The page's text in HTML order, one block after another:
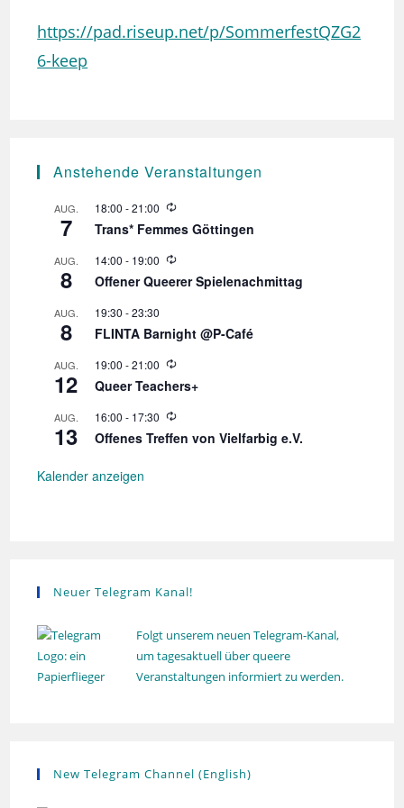
https://pad.riseup.net/p/SommerfestQZG2
6-keep
Anstehende Veranstaltungen
AUG.
7
18:00 -21:00
W
e
e
r
u
g
Trans* Femmes Göttingen
AUG.
8
14:00 - 19:00
W
e
r
h
o
u
g
Offener Queerer Spielenachmittag
AUG.
8
19:30 -23:30
FLINTA Barnight @P-Café
AUG.
12
19:00 -21:00
W
e
e
r
Queer Teachers+
AUG.
13
16:00 - 17:30
W
e
Offenes Treffen von Vielfarbig e.V.
Kalender anzeigen
Neuer Telegram Kanal!
Folgt unserem neuen Telegram-Kanal,
um tagesaktuell über queere
Veranstaltungen informiert zu werden.
New Telegram Channel (English)